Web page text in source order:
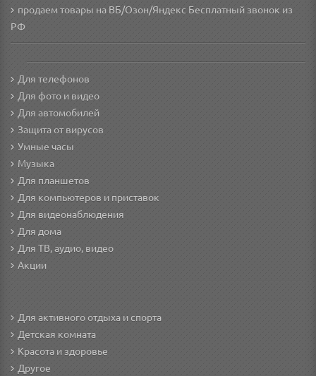
продаем товары на ВБ/Озон/Яндекс Бесплатный звонок из
РФ
Для телефонов
Для фото и видео
Для автомобилей
Защита от вирусов
Умные часы
Музыка
Для планшетов
Для компьютеров и приставок
Для видеонаблюдения
Для дома
Для ТВ, аудио, видео
Акции
Для активного отдыха и спорта
Детская комната
Красота и здоровье
Другое